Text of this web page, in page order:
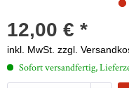
12,00 € *
inkl. MwSt. zzgl.
Sofort versandfertig,